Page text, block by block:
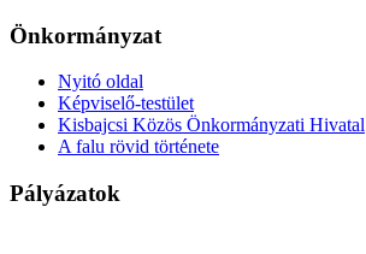
Önkormányzat
Nyitó oldal
Képviselő-testület
Kisbajcsi Közös Önkormányzati Hivatal
A falu rövid története
Pályázatok